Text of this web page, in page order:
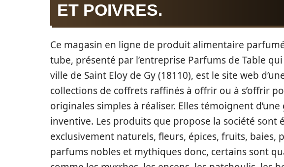
ET POIVRES.
Ce magasin en ligne de produit alimentaire
tube, présenté par l’entreprise Parfums de Table
ville de Saint Eloy de Gy (18110), est le site web
collections de coffrets raffinés à offrir ou à s’offrir
originales simples à réaliser. Elles témoignent
inventive. Les produits que propose la société sont
exclusivement naturels, fleurs, épices, fruits, baies,
parfums nobles et mythiques donc, certains sont